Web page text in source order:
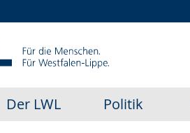
Der LWL Politik